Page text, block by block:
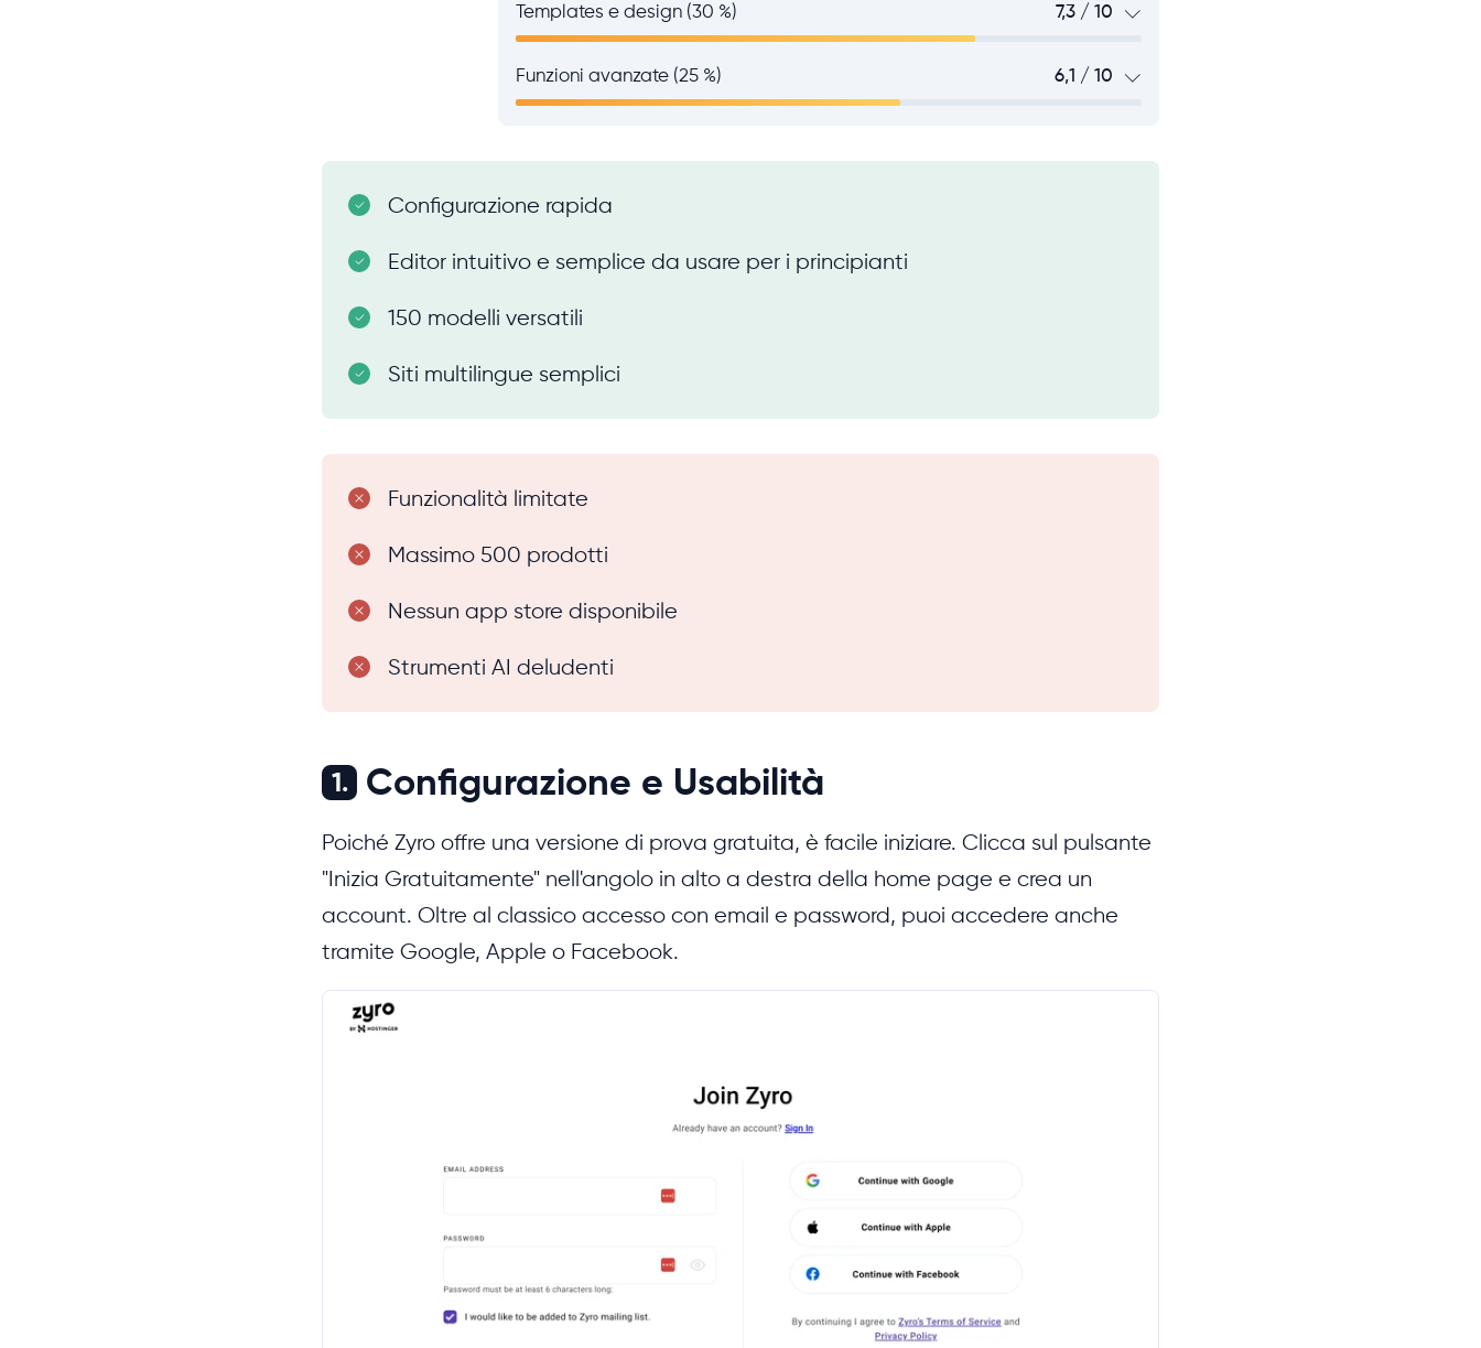
Templates e design (30 %) 7,3 / 10
Funzioni avanzate (25 %) 6,1 / 10
Configurazione rapida
Editor intuitivo e semplice da usare per i principianti
150 modelli versatili
Siti multilingue semplici
Funzionalità limitate
Massimo 500 prodotti
Nessun app store disponibile
Strumenti AI deludenti
1. Configurazione e Usabilità
Poiché Zyro offre una versione di prova gratuita, è facile iniziare. Clicca sul pulsante
"Inizia Gratuitamente" nell'angolo in alto a destra della home page e crea un
account. Oltre al classico accesso con email e password, puoi accedere anche
tramite Google, Apple o Facebook.